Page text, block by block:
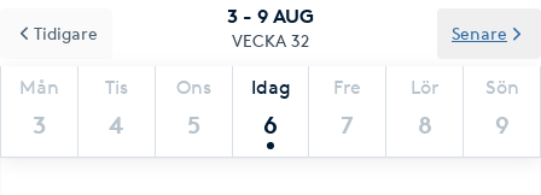
3 - 9 AUG
VECKA 32
Mån
3
Tis
4
Ons
5
Idag
6
Fre
7
Lör
8
Sön
9
Tidigare Senare